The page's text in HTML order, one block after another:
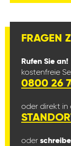
FRAGEN
Rufen Sie an!
kostenfreie
0800 26
oder direkt in
oder